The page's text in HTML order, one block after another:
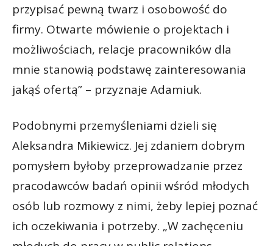
przypisać pewną twarz i osobowość do
firmy. Otwarte mówienie o projektach i
możliwościach, relacje pracowników dla
mnie stanowią podstawę zainteresowania
jakąś ofertą” – przyznaje Adamiuk.
Podobnymi przemyśleniami dzieli się
Aleksandra Mikiewicz. Jej zdaniem dobrym
pomysłem byłoby przeprowadzanie przez
pracodawców badań opinii wśród młodych
osób lub rozmowy z nimi, żeby lepiej poznać
ich oczekiwania i potrzeby. „W zachęceniu